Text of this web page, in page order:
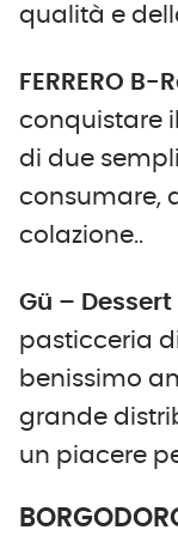
qualità e
FERRERO B-
conquistare
di due
consumare,
colazione..
Gü – Dessert
pasticceria
benissimo
grande
un piacere